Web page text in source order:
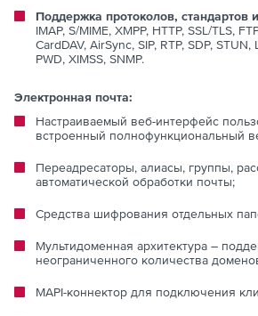
Поддержка протоколов, стандартов
IMAP, S/MIME, XMPP, HTTP, SSL/TLS,
CardDAV, AirSync, SIP, RTP, SDP, STUN,
PWD, XIMSS, SNMP.
Электронная почта:
Настраиваемый веб-интерфейс
встроенный полнофункциональный
Переадресаторы, алиасы, группы,
автоматической обработки почты;
Средства шифрования отдельных
Мультидоменная архитектура –
неограниченного количества
MAPI-коннектор для подключения